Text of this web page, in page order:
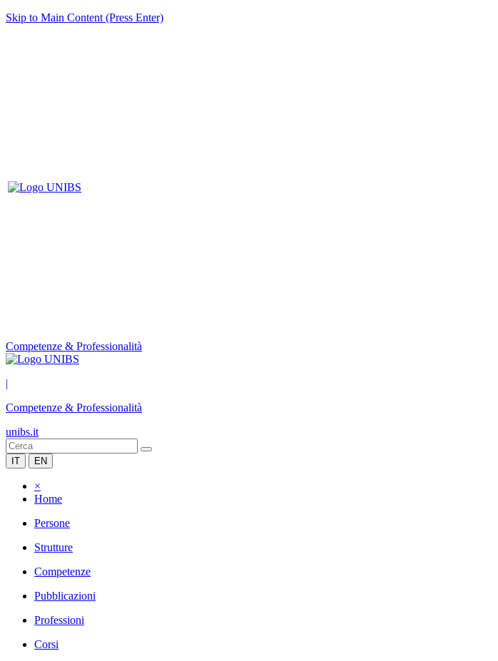
Skip to Main Content (Press Enter)
Competenze & Professionalità
|
Competenze & Professionalità
unibs.it
IT EN
×
Home
Persone
Strutture
Competenze
Pubblicazioni
Professioni
Corsi